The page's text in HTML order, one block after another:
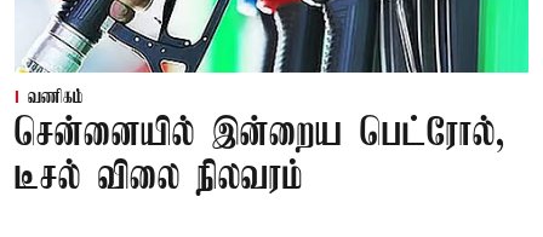
வணிகம்
சென்னையில் இன்றைய பெட்ரோல்,
டீசல் விலை நிலவரம்